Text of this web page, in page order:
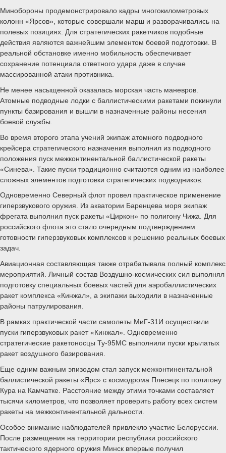
Минобороны продемонстрировало кадры многокилометровых
колонн «Ярсов», которые совершали марш и разворачивались на
полевых позициях. Для стратегических ракетчиков подобные
действия являются важнейшим элементом боевой подготовки. В
реальной обстановке именно мобильность обеспечивает
сохранение потенциала ответного удара даже в случае
массированной атаки противника.
Не менее насыщенной оказалась морская часть маневров.
Атомные подводные лодки с баллистическими ракетами покинули
пункты базирования и вышли в назначенные районы несения
боевой службы.
Во время второго этапа учений экипаж атомного подводного
крейсера стратегического назначения выполнил из подводного
положения пуск межконтинентальной баллистической ракеты
«Синева». Такие пуски традиционно считаются одним из наиболее
сложных элементов подготовки стратегических подводников.
Одновременно Северный флот провел практическое применение
гиперзвукового оружия. Из акватории Баренцева моря экипаж
фрегата выполнил пуск ракеты «Циркон» по полигону Чижа. Для
российского флота это стало очередным подтверждением
готовности гиперзвуковых комплексов к решению реальных боевых
задач.
Авиационная составляющая также отрабатывала полный комплекс
мероприятий. Личный состав Воздушно-космических сил выполнял
подготовку специальных боевых частей для аэробаллистических
ракет комплекса «Кинжал», а экипажи выходили в назначенные
районы патрулирования.
В рамках практической части самолеты МиГ-31И осуществили
пуски гиперзвуковых ракет «Кинжал». Одновременно
стратегические ракетоносцы Ту-95МС выполнили пуски крылатых
ракет воздушного базирования.
Еще одним важным эпизодом стал запуск межконтинентальной
баллистической ракеты «Ярс» с космодрома Плесецк по полигону
Кура на Камчатке. Расстояние между этими точками составляет
тысячи километров, что позволяет проверить работу всех систем
ракеты на межконтинентальной дальности.
Особое внимание наблюдателей привлекло участие Белоруссии.
После размещения на территории республики российского
тактического ядерного оружия Минск впервые получил